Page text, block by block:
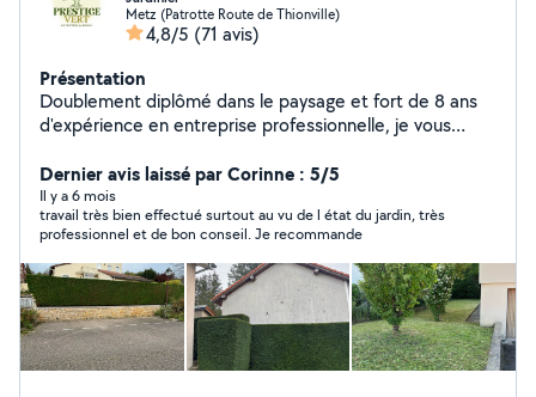
Metz (Patrotte Route de Thionville)
4,8/5 (71 avis)
Présentation
Doublement diplômé dans le paysage et fort de 8 ans
d'expérience en entreprise professionnelle, je vous
Tonte de pelouse Taille de haies et d'arbustes
Débroussaillage Nettoyage haute pression (Kärcher) Je
suis équipé et à l'écoute de vos besoins pour entretenir
et valoriser vos espaces extérieurs. N'hésitez pas à me
contacter pour un devis gratuit
Dernier avis laissé par Corinne : 5/5
Il y a 6 mois
travail très bien effectué surtout au vu de l état du jardin, très
professionnel et de bon conseil. Je recommande